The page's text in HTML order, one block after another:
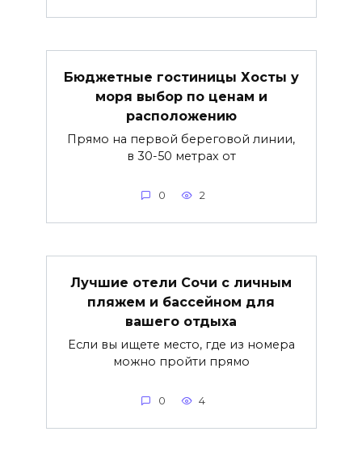
Бюджетные гостиницы Хосты у
моря выбор по ценам и
расположению
Прямо на первой береговой линии,
в 30-50 метрах от
0 2
Лучшие отели Сочи с личным
пляжем и бассейном для
вашего отдыха
Если вы ищете место, где из номера
можно пройти прямо
0 4